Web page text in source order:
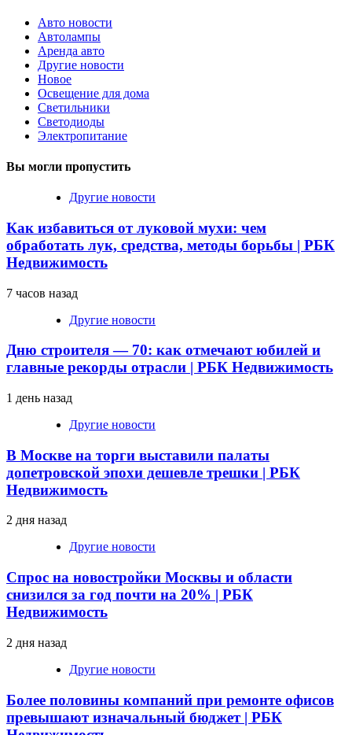
Авто новости
Автолампы
Аренда авто
Другие новости
Новое
Освещение для дома
Светильники
Светодиоды
Электропитание
Вы могли пропустить
Другие новости
Как избавиться от луковой мухи: чем
обработать лук, средства, методы борьбы | РБК
Недвижимость
7 часов назад
Другие новости
Дню строителя — 70: как отмечают юбилей и
главные рекорды отрасли | РБК Недвижимость
1 день назад
Другие новости
В Москве на торги выставили палаты
допетровской эпохи дешевле трешки | РБК
Недвижимость
2 дня назад
Другие новости
Спрос на новостройки Москвы и области
снизился за год почти на 20% | РБК
Недвижимость
2 дня назад
Другие новости
Более половины компаний при ремонте офисов
превышают изначальный бюджет | РБК